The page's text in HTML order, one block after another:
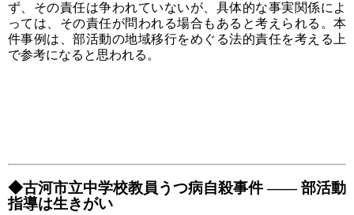
ず、その責任は争われていないが、具体的な事実関係によ
っては、その責任が問われる場合もあると考えられる。本
件事例は、部活動の地域移行をめぐる法的責任を考える上
で参考になると思われる。
◆古河市立中学校教員うつ病自殺事件 ―― 部活動
指導は生きがい